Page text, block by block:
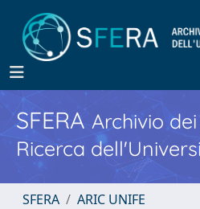
SFERA Archivio
Ricerca
SFERA
ARIC UNIFE